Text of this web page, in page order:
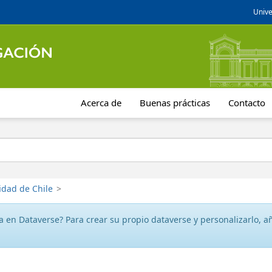
Acerca de Buenas prácticas Contacto
de Chile >
en Dataverse? Para crear su propio dataverse y personalizarlo,